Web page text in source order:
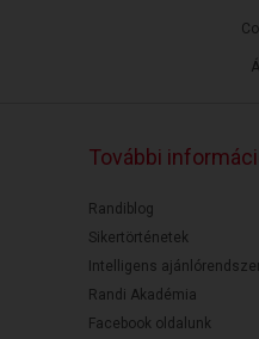
További
Randiblog
Sikertörténetek
Intelligens
Randi Akadémia
Facebook oldalunk